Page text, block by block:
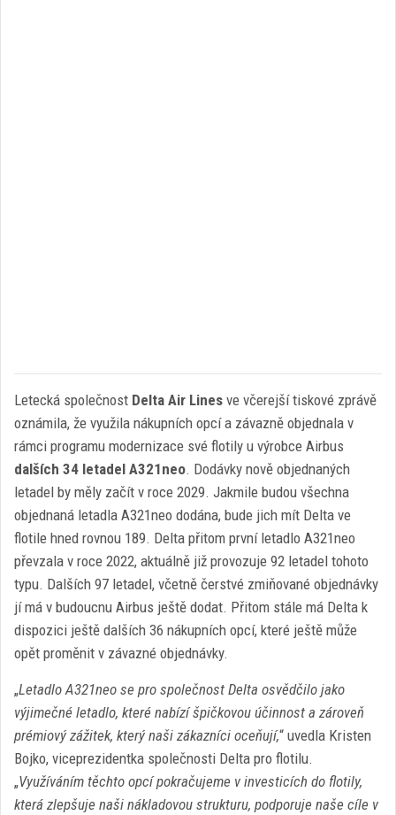
Letecká společnost Delta Air Lines ve včerejší tiskové zprávě
oznámila, že využila nákupních opcí a závazně objednala v
rámci programu modernizace své flotily u výrobce Airbus
dalších 34 letadel A321neo. Dodávky nově objednaných
letadel by měly začít v roce 2029. Jakmile budou všechna
objednaná letadla A321neo dodána, bude jich mít Delta ve
flotile hned rovnou 189. Delta přitom první letadlo A321neo
převzala v roce 2022, aktuálně již provozuje 92 letadel tohoto
typu. Dalších 97 letadel, včetně čerstvé zmiňované objednávky
jí má v budoucnu Airbus ještě dodat. Přitom stále má Delta k
dispozici ještě dalších 36 nákupních opcí, které ještě může
opět proměnit v závazné objednávky.
„Letadlo A321neo se pro společnost Delta osvědčilo jako
výjimečné letadlo, které nabízí špičkovou účinnost a zároveň
prémiový zážitek, který naši zákazníci oceňují,“ uvedla Kristen
Bojko, viceprezidentka společnosti Delta pro flotilu.
„Využíváním těchto opcí pokračujeme v investicích do flotily,
která zlepšuje naši nákladovou strukturu, podporuje naše cíle v